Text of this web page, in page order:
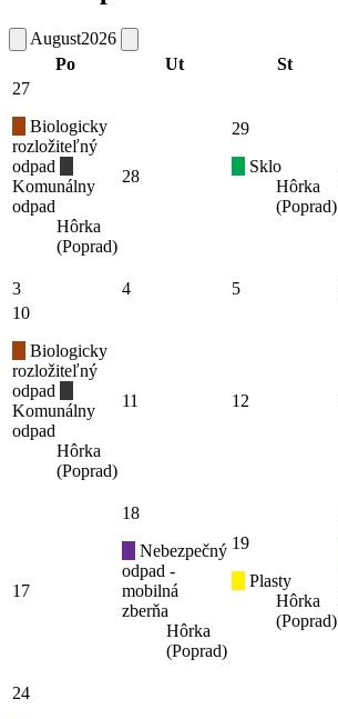
August2026
Po
Ut St
27
Biologicky
rozložiteľný
odpad
Komunálny
odpad
Hôrka
(Poprad)
28
29
Sklo
Hôrka
(Poprad)
3 4 5
10
Biologicky
rozložiteľný
odpad
Komunálny
odpad
Hôrka
(Poprad)
11 12
17
18
Nebezpečný
odpad -
mobilná
zberňa
Hôrka
(Poprad)
19
Plasty
Hôrka
(Poprad)
24